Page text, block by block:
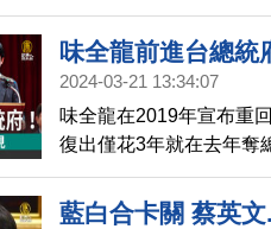
分別會見總統蔡英文，
功，並重申美國對台灣
味全龍前進台總統
2024-03-21 13:34:07
味全龍在2019年宣布重
復出僅花3年就在去年奪
例，龍隊21日前進總統
接見的第4隊、最後一次
藍白合卡關 蔡英